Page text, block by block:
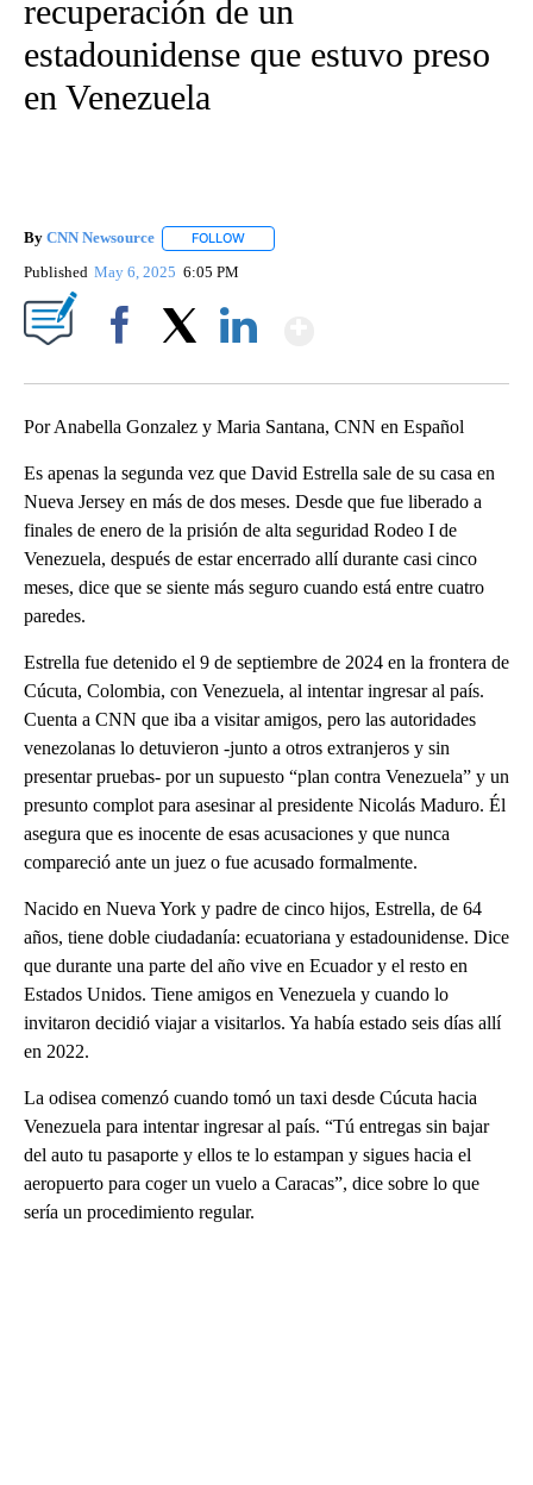
recuperación de un
estadounidense que estuvo preso
en Venezuela
By CNN Newsource FOLLOW
Published May 6, 2025 6:05 PM
Por Anabella Gonzalez y Maria Santana, CNN en Español
Es apenas la segunda vez que David Estrella sale de su casa en
Nueva Jersey en más de dos meses. Desde que fue liberado a
finales de enero de la prisión de alta seguridad Rodeo I de
Venezuela, después de estar encerrado allí durante casi cinco
meses, dice que se siente más seguro cuando está entre cuatro
paredes.
Estrella fue detenido el 9 de septiembre de 2024 en la frontera de
Cúcuta, Colombia, con Venezuela, al intentar ingresar al país.
Cuenta a CNN que iba a visitar amigos, pero las autoridades
venezolanas lo detuvieron -junto a otros extranjeros y sin
presentar pruebas- por un supuesto “plan contra Venezuela” y un
presunto complot para asesinar al presidente Nicolás Maduro. Él
asegura que es inocente de esas acusaciones y que nunca
compareció ante un juez o fue acusado formalmente.
Nacido en Nueva York y padre de cinco hijos, Estrella, de 64
años, tiene doble ciudadanía: ecuatoriana y estadounidense. Dice
que durante una parte del año vive en Ecuador y el resto en
Estados Unidos. Tiene amigos en Venezuela y cuando lo
invitaron decidió viajar a visitarlos. Ya había estado seis días allí
en 2022.
La odisea comenzó cuando tomó un taxi desde Cúcuta hacia
Venezuela para intentar ingresar al país. “Tú entregas sin bajar
del auto tu pasaporte y ellos te lo estampan y sigues hacia el
aeropuerto para coger un vuelo a Caracas”, dice sobre lo que
sería un procedimiento regular.